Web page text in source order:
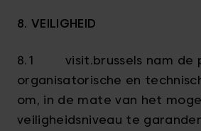
8. VEILIGHEID
8.1 visit.brussels nam de
organisatorische en
om, in de mate van het
veiligheidsniveau te